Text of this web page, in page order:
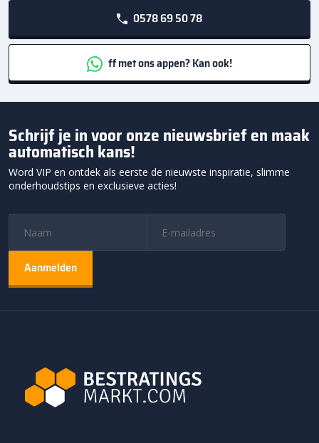
0578 69 50 78
ff met ons appen? Kan ook!
Schrijf je in voor onze nieuwsbrief en maak
automatisch kans!
Word VIP en ontdek als eerste de nieuwste inspiratie, slimme
onderhoudstips en exclusieve acties!